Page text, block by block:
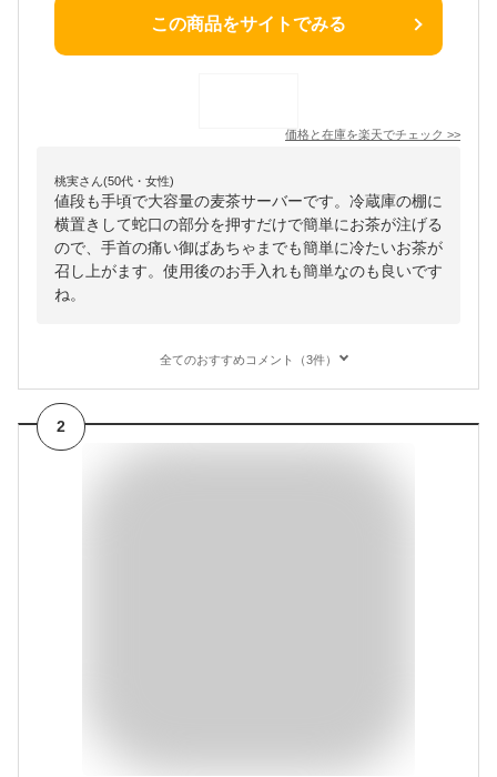
この商品をサイトでみる
価格と在庫を楽天でチェック >>
桃実さん(50代・女性)
値段も手頃で大容量の麦茶サーバーです。冷蔵庫の棚に
横置きして蛇口の部分を押すだけで簡単にお茶が注げる
ので、手首の痛い御ばあちゃまでも簡単に冷たいお茶が
召し上がます。使用後のお手入れも簡単なのも良いです
ね。
全てのおすすめコメント（3件）
2